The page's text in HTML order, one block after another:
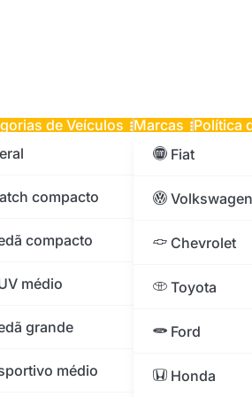
de Veículos
compacto
compacto
médio
grande
médio
Marcas
Fiat
Volkswagen
Chevrolet
Toyota
Ford
Honda
Política
2016